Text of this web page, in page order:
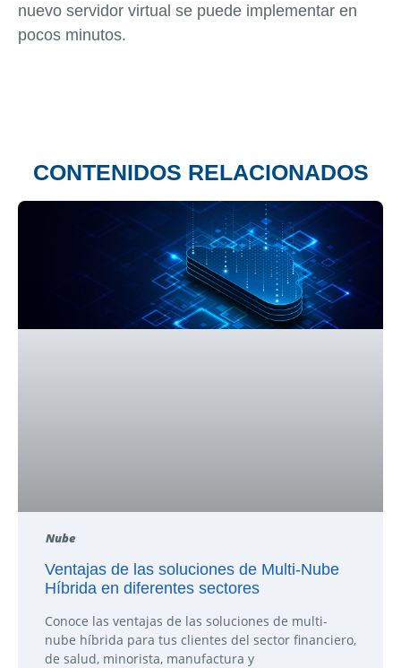
nuevo servidor virtual se puede implementar en
pocos minutos.
CONTENIDOS RELACIONADOS
Nube
Ventajas de las soluciones de Multi-Nube
Híbrida en diferentes sectores
Conoce las ventajas de las soluciones de multi-
nube híbrida para tus clientes del sector financiero,
de salud, minorista, manufactura y